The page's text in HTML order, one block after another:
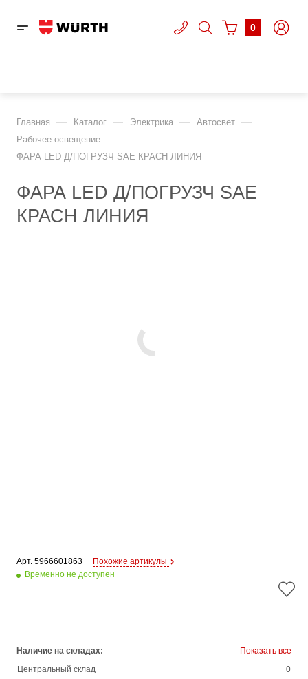
0
Главная — Каталог — Электрика — Автосвет —
Рабочее освещение —
ФАРА LED Д/ПОГРУЗЧ SAE КРАСН ЛИНИЯ
ФАРА LED Д/ПОГРУЗЧ SAE
КРАСН ЛИНИЯ
Арт. 5966601863
Похожие артикулы
Временно не доступен
Наличие на складах:
Показать все
Центральный склад
0